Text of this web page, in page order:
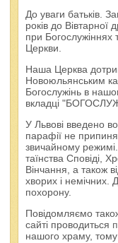
До уваги батьків.
років до Вівтарної
при
Церкви.
Наша Церква
Новоюльянським
Богослужінь в
вкладці
У Львові введено
парафії не
звичайному
таїнства Сповіді,
Вінчання, а також
хворих і
похорону.
Повідомляємо
сайті проводиться
нашого храму, тому